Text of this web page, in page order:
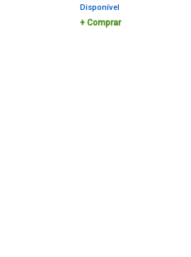
Disponível
Comprar